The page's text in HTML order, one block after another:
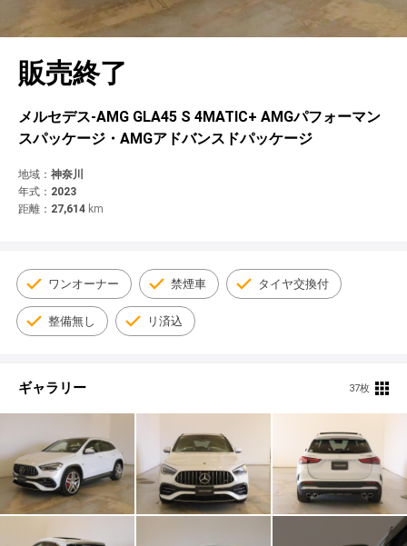
自動車保険
カタログ情報
問合せ履歴
アカウントの確認・編集
タイヤ交換
ボディ修理
プレスリリース
ヤナセの歴史
女性活躍・次世代育成
BMW認定中古車
フォルクスワーゲン認定中古車
ポルシェ認定中古車
新車情報
利用規約
金融商品の勧誘方針
© 2021 YANASE & CO.,LTD. ALL RIGHTS RESERVED.
販売終了
メルセデス-AMG GLA45 S 4МATIC+ AМGパフォーマン
スパッケージ・AМGアドバンスドパッケージ
地域： 神奈川
年式： 2023
距離： 27,614 km
ワンオーナー 禁煙車 タイヤ交換付
整備無し リ済込
ギャラリー 37枚